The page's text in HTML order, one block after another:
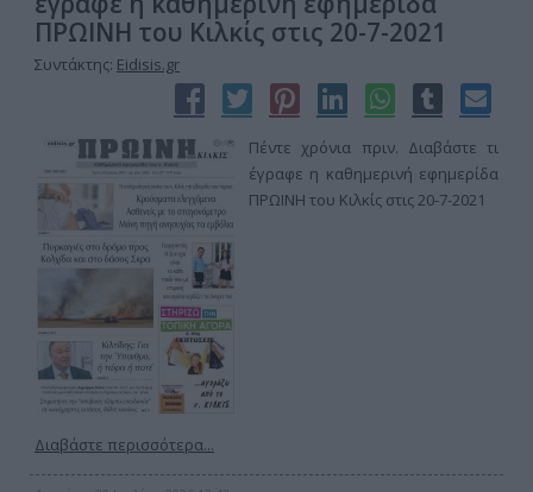
ΠΡΩΙΝΗ του Κιλκίς στις 20-7-2021
Συντάκτης: Eidisis.gr
Πέντε χρόνια πριν. Διαβάστε τι
έγραφε η καθημερινή εφημερίδα
ΠΡΩΙΝΗ του Κιλκίς στις 20-7-2021
Διαβάστε περισσότερα...